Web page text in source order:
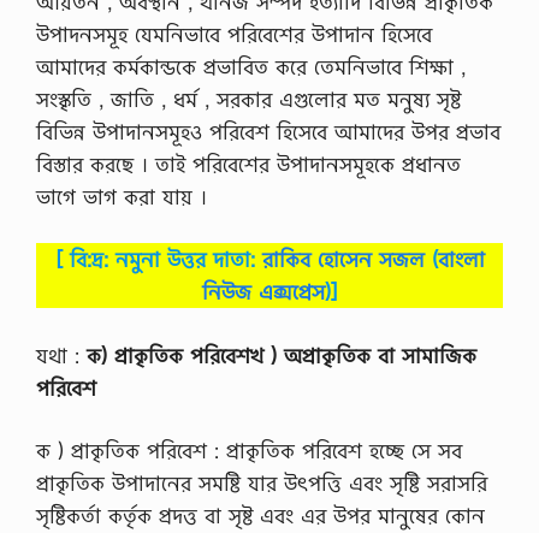
উপাদনসমূহ যেমনিভাবে পরিবেশের উপাদান হিসেবে
আমাদের কর্মকান্ডকে প্রভাবিত করে তেমনিভাবে শিক্ষা ,
সংস্কৃতি , জাতি , ধর্ম , সরকার এগুলাের মত মনুষ্য সৃষ্ট
বিভিন্ন উপাদানসমূহও পরিবেশ হিসেবে আমাদের উপর প্রভাব
বিস্তার করছে । তাই পরিবেশের উপাদানসমূহকে প্রধানত
ভাগে ভাগ করা যায় ।
[ বি:দ্র: নমুনা উত্তর দাতা:রাকিব হোসেন সজল(বাংলা
নিউজ এক্সপ্রেস)]
যথা :ক) প্রাকৃতিক পরিবেশখ ) অপ্রাকৃতিক বা সামাজিক
পরিবেশ
ক ) প্রাকৃতিক পরিবেশ : প্রাকৃতিক পরিবেশ হচ্ছে সে সব
প্রাকৃতিক উপাদানের সমষ্টি যার উৎপত্তি এবং সৃষ্টি সরাসরি
সৃষ্টিকর্তা কর্তৃক প্রদত্ত বা সৃষ্ট এবং এর উপর মানুষের কোন